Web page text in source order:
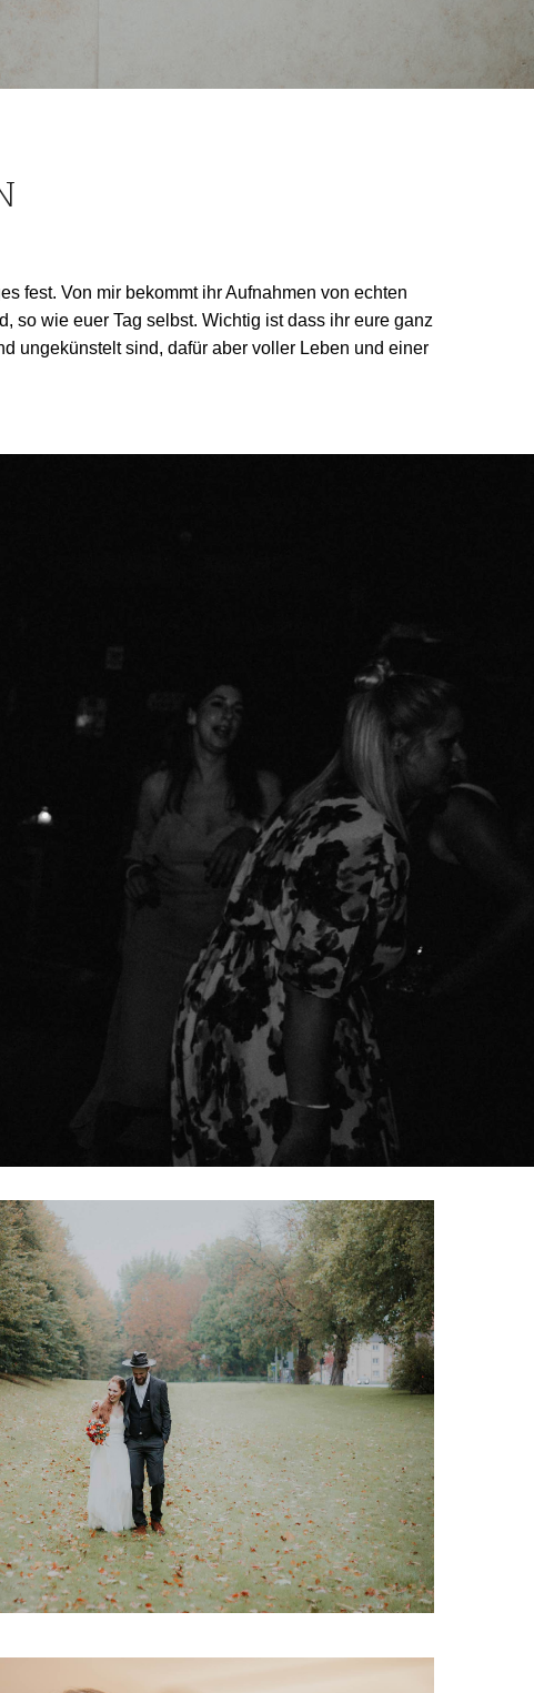
fest. Von mir bekommt ihr Aufnahmen von echten
so wie euer Tag selbst. Wichtig ist dass ihr eure ganz
ungekünstelt sind, dafür aber voller Leben und einer